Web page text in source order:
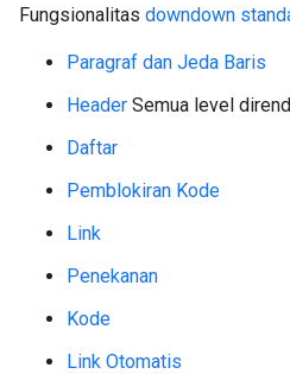
Fungsionalitas downdown
Paragraf dan Jeda Baris
Header Semua level
Daftar
Pemblokiran Kode
Link
Penekanan
Kode
Link Otomatis